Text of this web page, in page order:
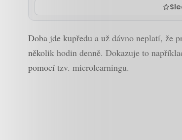
Doba jde kupředu a už dávno neplatí, že
několik hodin denně. Dokazuje to
pomocí tzv. microlearningu.